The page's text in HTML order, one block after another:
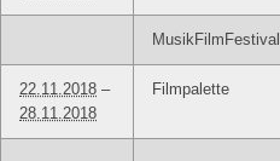
MusikFilmFestival
22.11.2018 –
28.11.2018
Filmpalette